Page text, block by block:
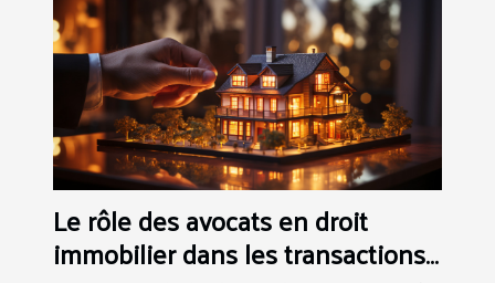
Le rôle des avocats en droit
immobilier dans les transactions